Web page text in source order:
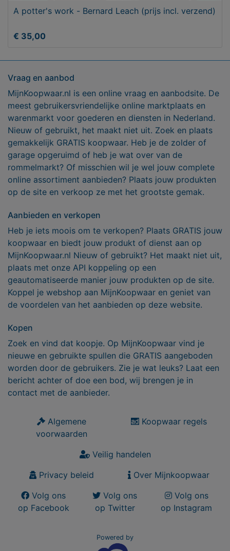
A potter's work - Bernard Leach (prijs incl. verzend)
€ 35,00
Vraag en aanbod
MijnKoopwaar.nl is een online vraag en aanbodsite. De
meest gebruikersvriendelijke online marktplaats en
warenmarkt voor goederen en diensten in Nederland.
Nieuw of gebruikt, het maakt niet uit. Zoek en plaats
gemakkelijk GRATIS koopwaar. Heb je de zolder of
garage opgeruimd of heb je wat over van de
rommelmarkt? Of misschien wil je wel jouw complete
online assortiment aanbieden? Plaats jouw produkten
op de site en verkoop ze met het grootste gemak.
Aanbieden en verkopen
Heb je iets moois om te verkopen? Plaats GRATIS jouw
koopwaar en biedt jouw produkt of dienst aan op
MijnKoopwaar.nl Nieuw of gebruikt? Het maakt niet uit,
plaats met onze API koppeling op een
geautomatiseerde manier jouw produkten op de site.
Koppel je webshop aan MijnKoopwaar en geniet van
de voordelen van het aanbieden op deze website.
Kopen
Zoek en vind dat koopje. Op MijnKoopwaar vind je
nieuwe en gebruikte spullen die GRATIS aangeboden
worden door de gebruikers. Zie je wat leuks? Laat een
bericht achter of doe een bod, wij brengen je in
contact met de aanbieder.
Algemene
voorwaarden
Koopwaar regels
Veilig handelen
Privacy beleid
Over Mijnkoopwaar
Volg ons
op Facebook
Volg ons
op Twitter
Volg ons
op Instagram
Powered by